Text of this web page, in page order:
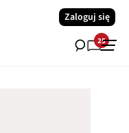
Zaloguj się
25